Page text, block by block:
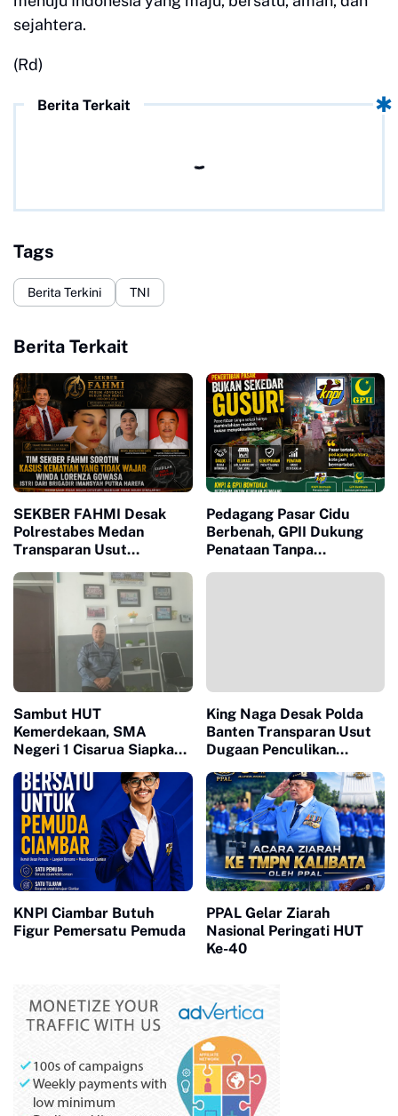
sejahtera.
(Rd)
Berita Terkait
Tags
Berita Terkini TNI
Berita Terkait
SEKBER FAHMI Desak
Polrestabes Medan
Transparan Usut
Pedagang Pasar Cidu
Berbenah, GPII Dukung
Penataan Tanpa
Sambut HUT
Kemerdekaan, SMA
Negeri 1 Cisarua Siapkan
Siswa
King Naga Desak Polda
Banten Transparan Usut
Dugaan Penculikan
KNPI Ciambar Butuh
Figur Pemersatu Pemuda
PPAL Gelar Ziarah
Nasional Peringati HUT
Ke-40